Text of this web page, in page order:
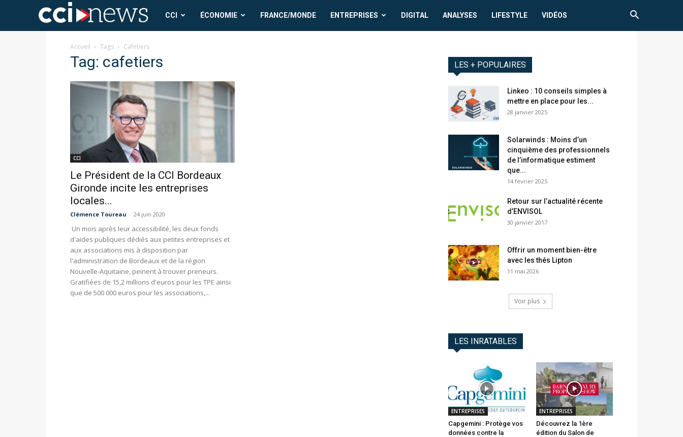
CCICCI ÉCONOMIE FRANCE/MONDE ENTREPRISES DIGITAL ANALYSES LIFESTYLE VIDÉOS
Accueil Tags Cafetiers
Tag: cafetiers
CCI
Le Président de la CCI Bordeaux
Gironde incite les entreprises
locales...
Clémence Toureau - 24 juin 2020
Un mois après leur accessibilité, les deux fonds
d'aides publiques dédiés aux petites entreprises et
aux associations mis à disposition par
l'administration de Bordeaux et de la région
Nouvelle-Aquitaine, peinent à trouver preneurs.
Gratifiées de 15,2 millions d'euros pour les TPE ainsi
que de 500 000 euros pour les associations,...
LES + POPULAIRES
Linkeo : 10 conseils simples à
mettre en place pour les...
28 janvier 2025
Solarwinds : Moins d’un
cinquième des professionnels
de l’informatique estiment
que...
14 février 2025
Retour sur l’actualité récente
d’ENVISOL
30 janvier 2017
Offrir un moment bien-être
avec les thés Lipton
11 mai 2026
Voir plus
LES INRATABLES
ENTREPRISES
Capgemini : Protège vos
données contre la
ENTREPRISES
Découvrez la 1ère
édition du Salon de